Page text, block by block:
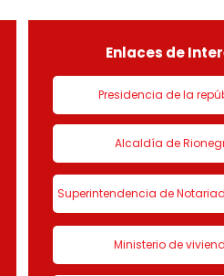
de urbanización 1
Enlaces de
Presidencia de la
Alcaldía de
Superintendencia de
Ministerio de